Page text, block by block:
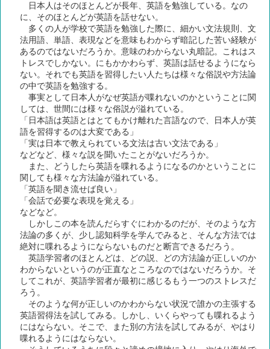
日本人はそのほとんどが長年、英語を勉強している。なの
に、そのほとんどが英語を話せない。
多くの人が学校で英語を勉強した際に、細かい文法規則、文
法用語、単語、表現などを意味もわからず暗記した苦い経験が
あるのではないだろうか。意味のわからない丸暗記。これはス
トレスでしかない。にもかかわらず、英語は話せるようになら
ない。それでも英語を習得したい人たちは様々な俗説や方法論
の中で英語を勉強する。
事実として日本人がなぜ英語が喋れないのかということに関
しては、世間には様々な俗説が溢れている。
「日本語は英語とはとてもかけ離れた言語なので、日本人が英
語を習得するのは大変である」
「実は日本で教えられている文法は古い文法である」
などなど、様々な説を聞いたことがないだろうか。
また、どうしたら英語を喋れるようになるのかということに
関しても様々な方法論が溢れている。
「英語を聞き流せば良い」
「会話で必要な表現を覚える」
などなど。
しかしこの本を読んだらすぐにわかるのだが、そのような方
法論の多くが、少し認知科学を学んでみると、そんな方法では
絶対に喋れるようにならないものだと断言できるだろう。
英語学習者のほとんどは、どの説、どの方法論が正しいのか
わからないというのが正直なところなのではないだろうか。そ
してこれが、英語学習者が最初に感じるもう一つのストレスだ
ろう。
そのような何が正しいのかわからない状況で誰かの主張する
英語習得法を試してみる。しかし、いくらやっても喋れるよう
にはならない。そこで、また別の方法を試してみるが、やはり
喋れるようにはならない。